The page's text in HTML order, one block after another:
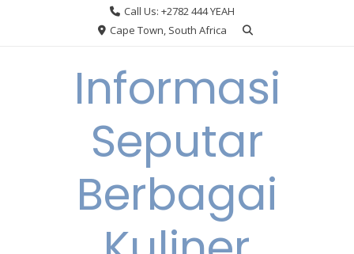
Call Us: +2782 444 YEAH
Cape Town, South Africa
Informasi
Seputar
Berbagai